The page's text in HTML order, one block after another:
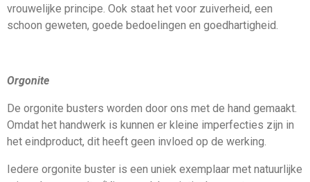
vrouwelijke principe. Ook staat het voor zuiverheid, een
schoon geweten, goede bedoelingen en goedhartigheid.
Orgonite
De orgonite busters worden door ons met de hand gemaakt.
Omdat het handwerk is kunnen er kleine imperfecties zijn in
het eindproduct, dit heeft geen invloed op de werking.
Iedere orgonite buster is een uniek exemplaar met natuurlijke